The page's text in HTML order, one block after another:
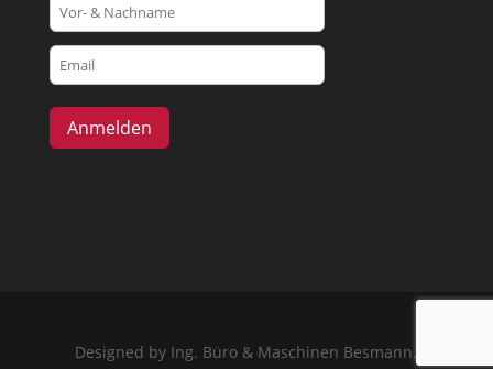
Designed by Ing. Büro & Maschinen Besmann.